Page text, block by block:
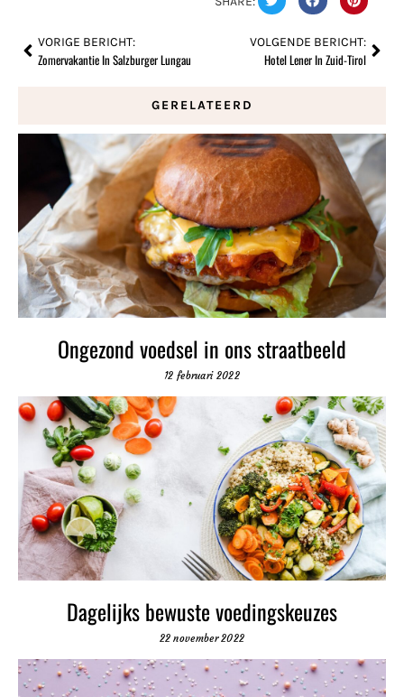
VORIGE BERICHT:
Zomervakantie In Salzburger Lungau
VOLGENDE BERICHT:
Hotel Lener In Zuid-Tirol
GERELATEERD
Ongezond voedsel in ons straatbeeld
12 februari 2022
Dagelijks bewuste voedingskeuzes
22 november 2022